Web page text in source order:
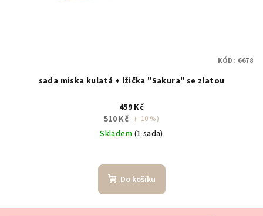
sada miska kulatá + lžička "Sakura" se zlatou
459 Kč
510 Kč
(–10 %)
Skladem (1 sada)
Do košíku
KÓD: 6678